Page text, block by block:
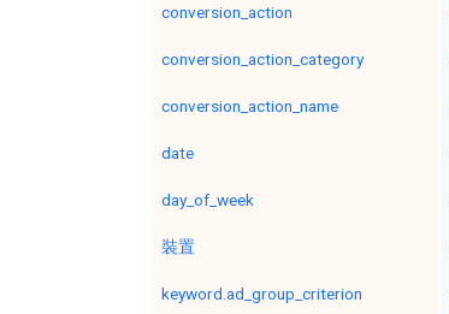
conversion_action
conversion_action_category
conversion_action_name
date
day_of_week
裝置
keyword.ad_group_criterion